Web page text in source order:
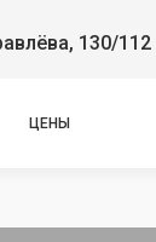
130/112
ЦЕНЫ